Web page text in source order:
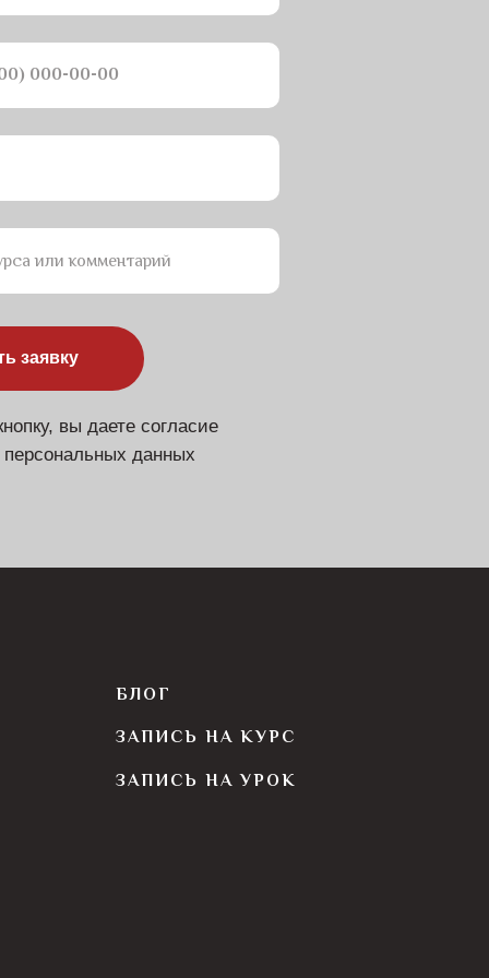
или комментарий
заявку
вы даете согласие
персональных данных
БЛОГ
ЗАПИСЬ НА КУРС
ЗАПИСЬ НА УРОК